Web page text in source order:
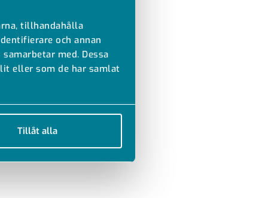
tillhandahålla
och annan
med. Dessa
eller som de har samlat
Tillåt alla